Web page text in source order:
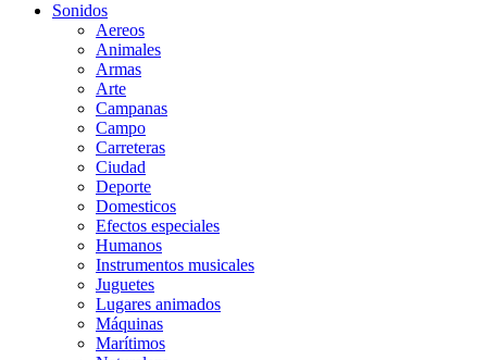
Sonidos
Aereos
Animales
Armas
Arte
Campanas
Campo
Carreteras
Ciudad
Deporte
Domesticos
Efectos especiales
Humanos
Instrumentos musicales
Juguetes
Lugares animados
Máquinas
Marítimos